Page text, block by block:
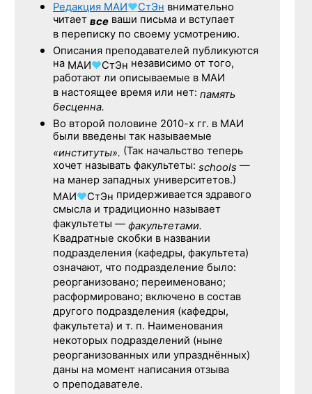
Редакция МАИ♥СтЭн внимательно
читает все ваши письма и вступает
в переписку по своему усмотрению.
Описания преподавателей публикуются
на МАИ♥СтЭн независимо от того,
работают ли описываемые в МАИ
в настоящее время или нет: память
бесценна.
Во второй половине 2010-х гг. в МАИ
были введены так называемые
«институты». (Так начальство теперь
хочет называть факультеты: schools —
на манер западных университетов.)
МАИ♥СтЭн придерживается здравого
смысла и традиционно называет
факультеты — факультетами.
Квадратные скобки в названии
подразделения (кафедры, факультета)
означают, что подразделение было:
реорганизовано; переименовано;
расформировано; включено в состав
другого подразделения (кафедры,
факультета) и т. п. Наименования
некоторых подразделений (ныне
реорганизованных или упразднённых)
даны на момент написания отзыва
о преподавателе.